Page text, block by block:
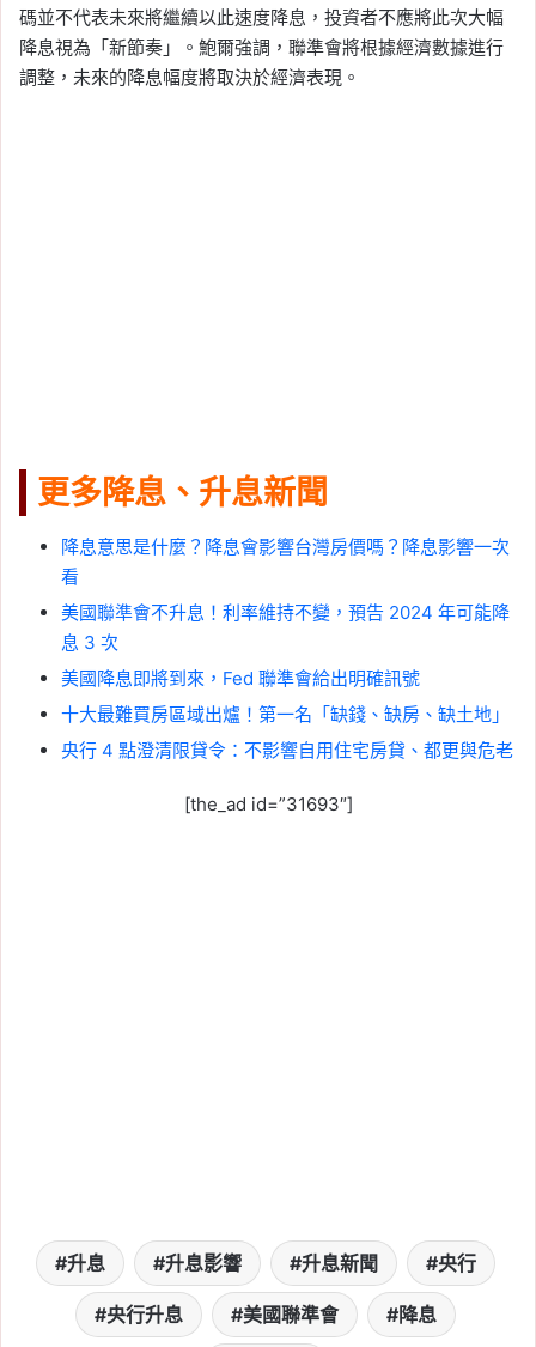
碼並不代表未來將繼續以此速度降息，投資者不應將此次大幅
降息視為「新節奏」。鮑爾強調，聯準會將根據經濟數據進行
調整，未來的降息幅度將取決於經濟表現。
更多降息、升息新聞
降息意思是什麼？降息會影響台灣房價嗎？降息影響一次
看
美國聯準會不升息！利率維持不變，預告 2024 年可能降
息 3 次
美國降息即將到來，Fed 聯準會給出明確訊號
十大最難買房區域出爐！第一名「缺錢、缺房、缺土地」
央行 4 點澄清限貸令：不影響自用住宅房貸、都更與危老
[the_ad id=”31693″]
升息 升息影響 升息新聞 央行
央行升息 美國聯準會 降息